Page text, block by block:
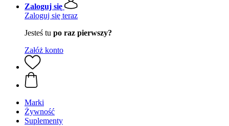
Zaloguj się
Zaloguj się teraz
Jesteś tu po raz pierwszy?
Załóż konto
Marki
Żywność
Suplementy